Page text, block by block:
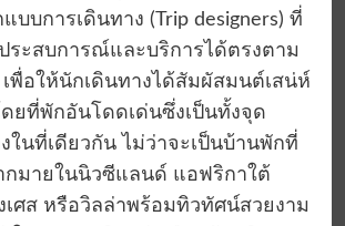
บบการเดินทาง (Trip designers) ที่
ระสบการณ์และบริการได้ตรงตาม
พื่อให้นักเดินทางได้สัมผัสมนต์เสน่ห์
ยที่พักอันโดดเด่นซึ่งเป็นทั้งจุด
ในที่เดียวกัน ไม่ว่าจะเป็นบ้านพักที่
กมายในนิวซีแลนด์ แอฟริกาใต้
เศส หรือวิลล่าพร้อมทิวทัศน์สวยงาม